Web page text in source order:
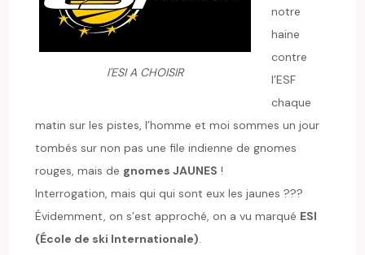
l'ESI A CHOISIR
notre
haine
contre
l’ESF
chaque
matin sur les pistes, l’homme et moi sommes un jour
tombés sur non pas une file indienne de gnomes
rouges, mais de gnomes JAUNES !
Interrogation, mais qui qui sont eux les jaunes ???
Évidemment, on s’est approché, on a vu marqué ESI
(École de ski Internationale).